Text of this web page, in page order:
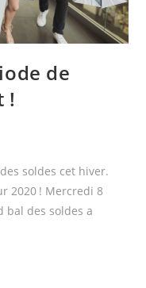
de
!
soldes cet hiver.
2020 ! Mercredi 8
bal des soldes a